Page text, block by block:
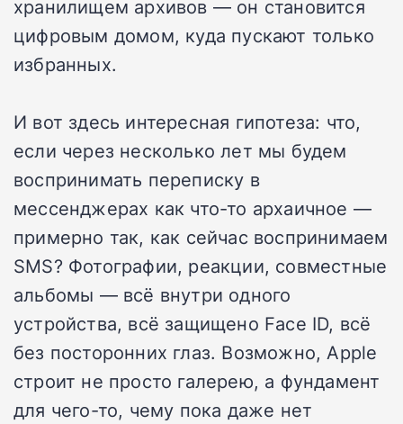
хранилищем архивов — он становится
цифровым домом, куда пускают только
избранных.
И вот здесь интересная гипотеза: что,
если через несколько лет мы будем
воспринимать переписку в
мессенджерах как что-то архаичное —
примерно так, как сейчас воспринимаем
SMS? Фотографии, реакции, совместные
альбомы — всё внутри одного
устройства, всё защищено Face ID, всё
без посторонних глаз. Возможно, Apple
строит не просто галерею, а фундамент
для чего-то, чему пока даже нет